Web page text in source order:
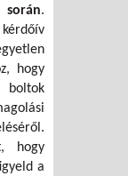
során.
hogy
hogy
a